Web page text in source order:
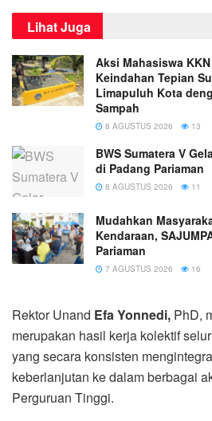
Lihat Juga
Aksi Mahasiswa
Keindahan Tepian
Limapuluh Kota
Sampah
8 AGUSTUS 2026 13
BWS Sumatera V
di Padang Pariaman
8 AGUSTUS 2026 11
Mudahkan
Kendaraan,
Pariaman
7 AGUSTUS 2026 16
Rektor Unand Efa Yonnedi, PhD,
merupakan hasil kerja kolektif
yang secara konsisten
keberlanjutan ke dalam berbagai
Perguruan Tinggi.